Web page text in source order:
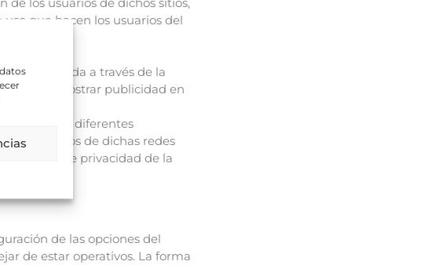
que hacen los usuarios del
obtenida a través de la
para mostrar publicidad en
de diferentes
los usuarios de dichas redes
política de privacidad de la
de las opciones del
de estar operativos. La forma